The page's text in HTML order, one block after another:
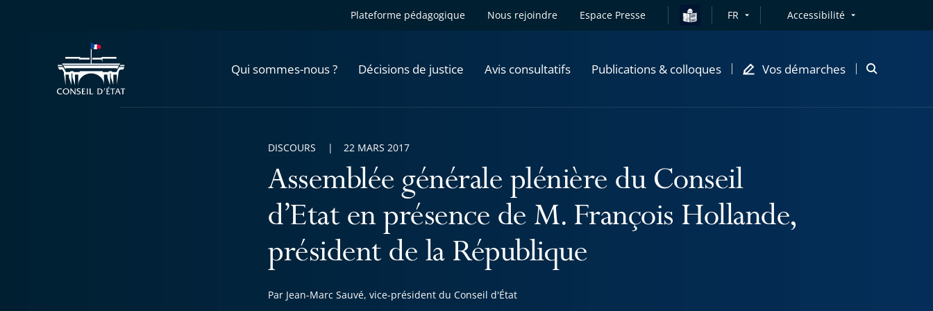
Plateforme pédagogique Nous rejoindre Espace Presse FR Accessibilité
Qui sommes-nous ? Décisions de justice Avis consultatifs Publications & colloques Vos démarches
Ouvrir
Assemblée générale plénière du Conseil
d’Etat en présence de M. François Hollande,
président de la République
Par Jean-Marc Sauvé, vice-président du Conseil d'État
DISCOURS 22 MARS 2017